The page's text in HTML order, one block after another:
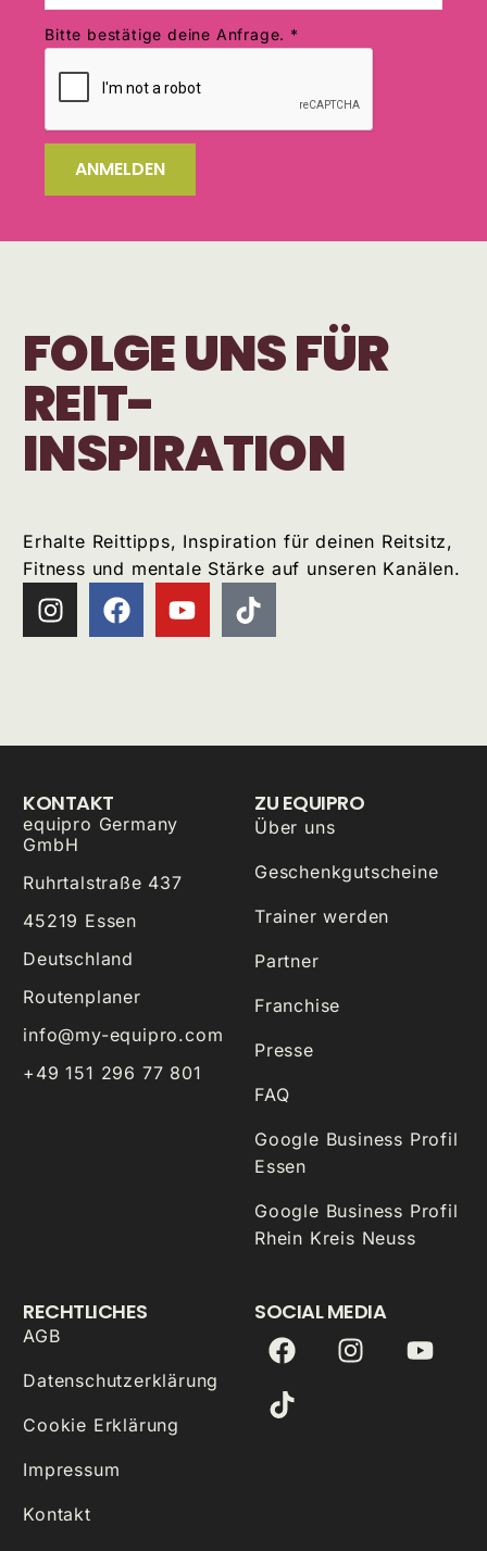
Bitte bestätige deine Anfrage. *
ANMELDEN
FOLGE UNS FÜR
REIT-
INSPIRATION
Erhalte Reittipps, Inspiration für deinen Reitsitz,
Fitness und mentale Stärke auf unseren Kanälen.
KONTAKT
equipro Germany
GmbH
Ruhrtalstraße 437
45219 Essen
Deutschland
Routenplaner
info@my-equipro.com
+49 151 296 77 801
ZU EQUIPRO
Über uns
Geschenkgutscheine
Trainer werden
Partner
Franchise
Presse
FAQ
Google Business Profil
Essen
Google Business Profil
Rhein Kreis Neuss
RECHTLICHES
AGB
Datenschutzerklärung
Cookie Erklärung
Impressum
Kontakt
SOCIAL MEDIA